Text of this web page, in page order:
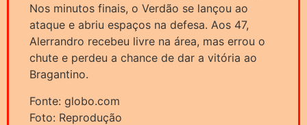
Nos minutos finais, o Verdão se lançou ao
ataque e abriu espaços na defesa. Aos 47,
Alerrandro recebeu livre na área, mas errou o
chute e perdeu a chance de dar a vitória ao
Bragantino.
Fonte: globo.com
Foto: Reprodução